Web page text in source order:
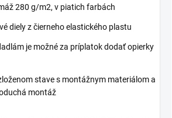
280 g/m2, v piatich farbách
diely z čierneho elastického plastu
je možné za príplatok dodať opierky
stave s montážnym materiálom a
montáž